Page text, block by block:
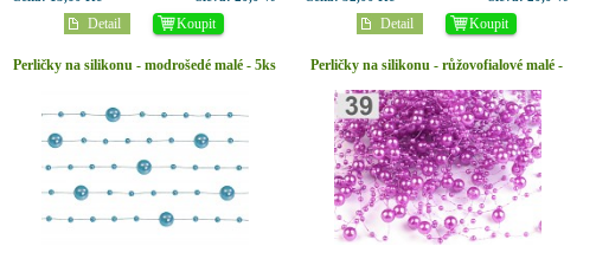
Koupit
Detail Koupit
Detail
Perličky na silikonu - modrošedé malé - 5ks
Perličky na silikonu - růžovofialové malé -